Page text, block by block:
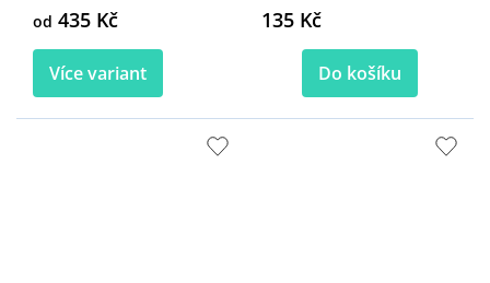
od 435 Kč
Více variant
135 Kč
Do košíku